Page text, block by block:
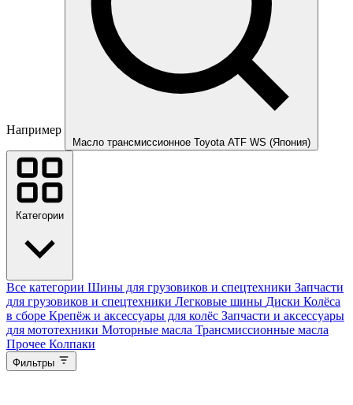
Например
Масло трансмиссионное Toyota ATF WS (Япония)
Категории
Все категории Шины для грузовиков и спецтехники Запчасти
для грузовиков и спецтехники Легковые шины Диски Колёса
в сборе Крепёж и аксессуары для колёс Запчасти и аксессуары
для мототехники Моторные масла Трансмиссионные масла
Прочее Колпаки
Фильтры